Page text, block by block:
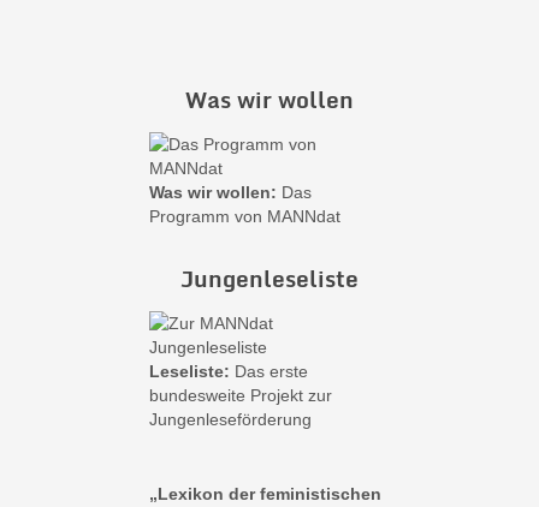
Was wir wollen
Was wir wollen: Das
Programm von MANNdat
Jungenleseliste
Leseliste: Das erste
bundesweite Projekt zur
Jungenleseförderung
„Lexikon der feministischen